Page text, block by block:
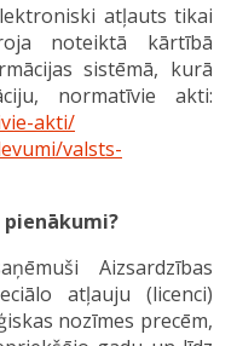
atļauts tikai
noteiktā kārtībā
sistēmā, kurā
normatīvie akti:
akti/
valsts-
Aizsardzības
atļauju (licenci)
nozīmes precēm,